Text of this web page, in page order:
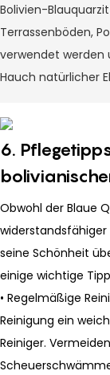
Bolivien-
Terrassenböden,
verwendet werden
Hauch natürlicher
6.
Obwohl der Blaue
seine Schönheit
einige wichtige
• Regelmäßige
Reinigung ein
Reiniger.